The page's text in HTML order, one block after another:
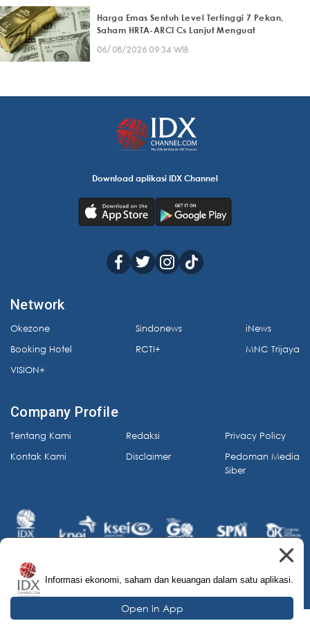
Harga Emas Sentuh Level Tertinggi 7 Pekan,
Saham HRTA-ARCI Cs Lanjut Menguat
06/08/2026 09:34 WIB
Download aplikasi IDX Channel
Network
Okezone
Booking Hotel
VISION+
Sindonews
RCTI+
iNews
MNC Trijaya
Company Profile
Tentang Kami
Kontak Kami
Redaksi
Disclaimer
Privacy Policy
Pedoman Media
Siber
© 2026 IDX Channel. All Rights Reserved.
Informasi ekonomi, saham dan keuangan dalam satu aplikasi.
Open in App